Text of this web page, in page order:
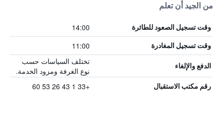
من الجيد أن تعلم
وقت تسجيل الصعود للطائرة 14:00
وقت تسجيل المغادرة 11:00
الدفع والإلغاء
تختلف السياسات حسب
نوع الغرفة ومزود الخدمة.
رقم مكتب الاستقبال +33 1 43 26 53 60